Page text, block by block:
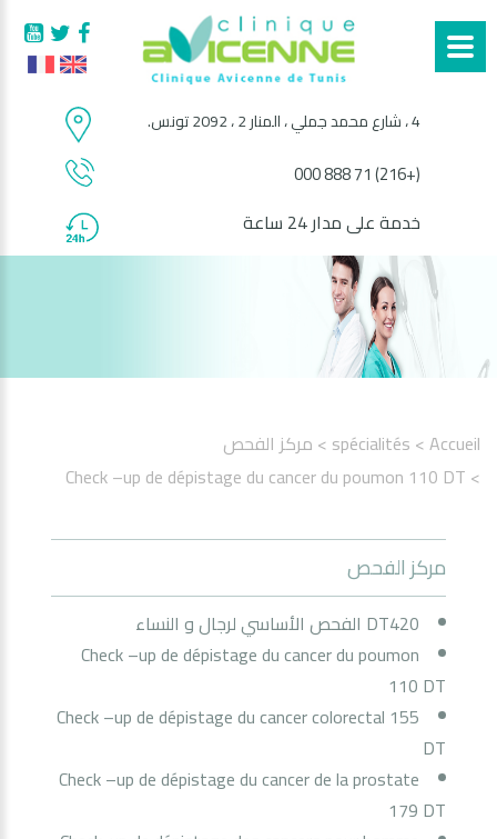
4 ، شارع محمد جملي ، المنار 2 ، 2092 تونس.
(+216) 71 888 000
خدمة على مدار 24 ساعة
Accueil
> spécialités
> مركز الفحص
> Check –up de dépistage du cancer du poumon 110 DT
مركز الفحص
DT420 الفحص الأساسي لرجال و النساء
Check –up de dépistage du cancer du poumon
110 DT
Check –up de dépistage du cancer colorectal 155
DT
Check –up de dépistage du cancer de la prostate
179 DT